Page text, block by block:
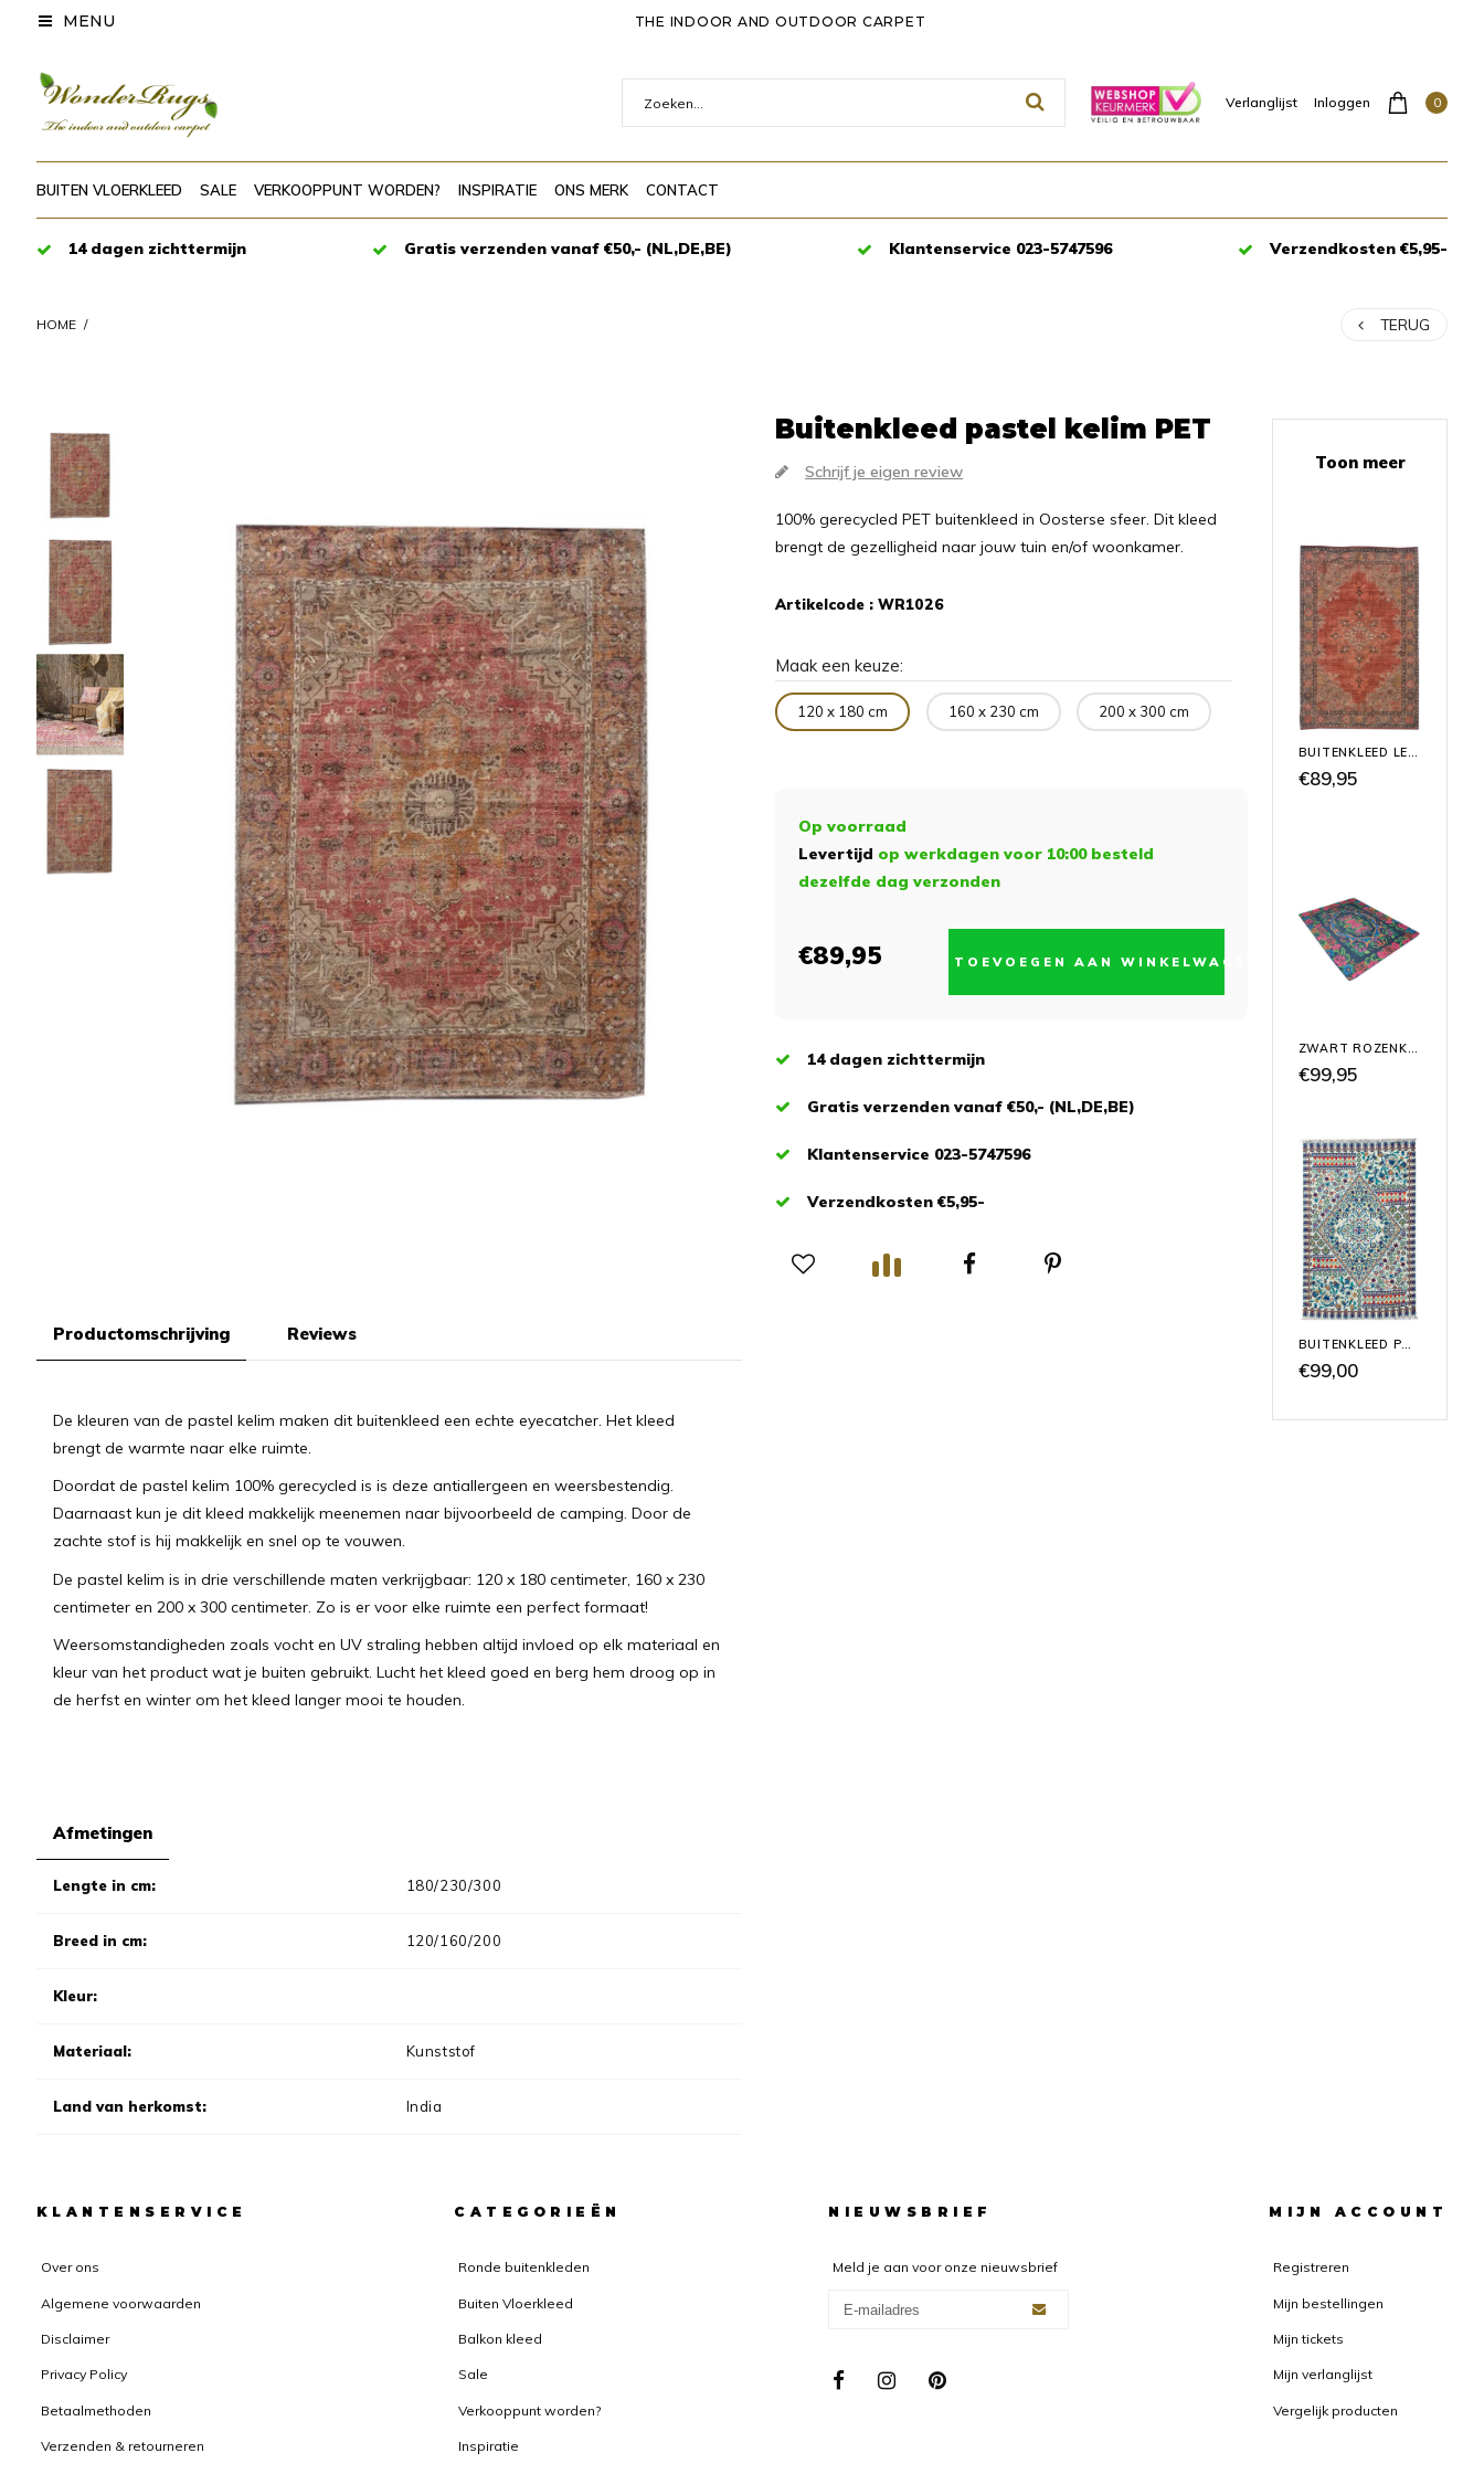
MENU THE INDOOR AND OUTDOOR CARPET
Verlanglijst Inloggen 0
BUITEN VLOERKLEED SALE VERKOOPPUNT WORDEN? INSPIRATIE ONS MERK CONTACT
14 dagen zichttermijn Gratis verzenden vanaf €50,- (NL,DE,BE) Klantenservice 023-5747596 Verzendkosten €5,95-
HOME / TERUG
Productomschrijving Reviews
De kleuren van de pastel kelim maken dit buitenkleed een echte eyecatcher. Het kleed
brengt de warmte naar elke ruimte.
Doordat de pastel kelim 100% gerecycled is is deze antiallergeen en weersbestendig.
Daarnaast kun je dit kleed makkelijk meenemen naar bijvoorbeeld de camping. Door de
zachte stof is hij makkelijk en snel op te vouwen.
De pastel kelim is in drie verschillende maten verkrijgbaar: 120 x 180 centimeter, 160 x 230
centimeter en 200 x 300 centimeter. Zo is er voor elke ruimte een perfect formaat!
Weersomstandigheden zoals vocht en UV straling hebben altijd invloed op elk materiaal en
kleur van het product wat je buiten gebruikt. Lucht het kleed goed en berg hem droog op in
de herfst en winter om het kleed langer mooi te houden.
Afmetingen
Lengte in cm: 180/230/300
Breed in cm: 120/160/200
Kleur:
Materiaal: Kunststof
Land van herkomst: India
Buitenkleed pastel kelim PET
Schrijf je eigen review
100% gerecycled PET buitenkleed in Oosterse sfeer. Dit kleed
brengt de gezelligheid naar jouw tuin en/of woonkamer.
Artikelcode : WR1026
Maak een keuze:
120 x 180 cm 160 x 230 cm 200 x 300 cm
Op voorraad
Levertijd op werkdagen voor 10:00 besteld
dezelfde dag verzonden
€89,95 TOEVOEGEN AAN WINKELWAGEN
14 dagen zichttermijn
Gratis verzenden vanaf €50,- (NL,DE,BE)
Klantenservice 023-5747596
Verzendkosten €5,95-
Toon meer
BUITENKLEED LEAF KELIM
€89,95
ZWART ROZENKELIM BUITENKLEED
€99,95
€99,00
KLANTENSERVICE
Over ons
Algemene voorwaarden
Disclaimer
Privacy Policy
Betaalmethoden
Verzenden & retourneren
CATEGORIEËN
Ronde buitenkleden
Buiten Vloerkleed
Balkon kleed
Sale
Verkooppunt worden?
Inspiratie
NIEUWSBRIEF
Meld je aan voor onze nieuwsbrief
MIJN ACCOUNT
Registreren
Mijn bestellingen
Mijn tickets
Mijn verlanglijst
Vergelijk producten